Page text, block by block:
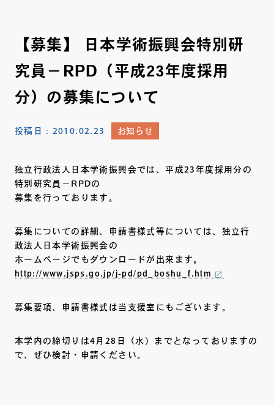
【募集】 日本学術振興会特別研
究員－RPD（平成23年度採用
分）の募集について
投稿日： 2010.02.23 お知らせ
独立行政法人日本学術振興会では、平成23年度採用分の
特別研究員－RPDの
募集を行っております。
募集についての詳細、申請書様式等については、独立行
政法人日本学術振興会の
ホームページでもダウンロードが出来ます。
http://www.jsps.go.jp/j-pd/pd_boshu_f.htm
募集要項、申請書様式は当支援室にもございます。
本学内の締切りは4月28日（水）までとなっておりますの
で、ぜひ検討・申請ください。